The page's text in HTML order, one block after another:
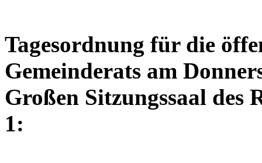
Tagesordnung für die
Gemeinderats am
Großen Sitzungssaal des
1: